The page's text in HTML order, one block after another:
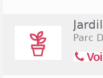
Parc